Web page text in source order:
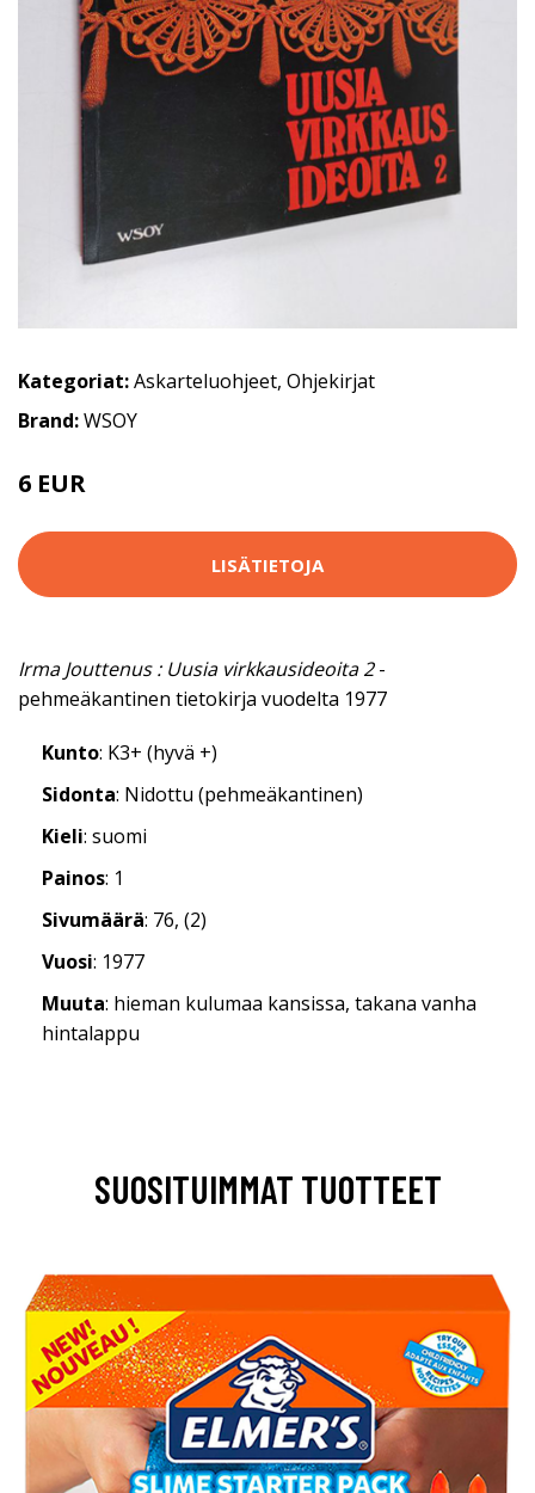
Kategoriat:Askarteluohjeet, Ohjekirjat
Brand:WSOY
6 EUR
LISÄTIETOJA
Irma Jouttenus : Uusia virkkausideoita 2-
pehmeäkantinen tietokirja vuodelta 1977
Kunto: K3+ (hyvä +)
Sidonta: Nidottu (pehmeäkantinen)
Kieli: suomi
Painos: 1
Sivumäärä: 76, (2)
Vuosi: 1977
Muuta: hieman kulumaa kansissa, takana vanha
hintalappu
SUOSITUIMMAT TUOTTEET